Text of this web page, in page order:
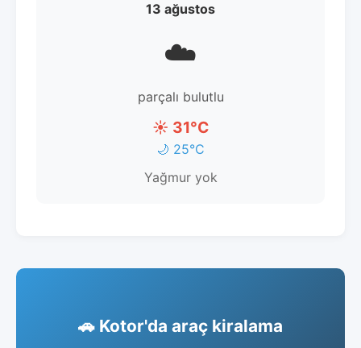
13 ağustos
☁️
parçalı bulutlu
☀️ 31°C
🌙 25°C
Yağmur yok
🚗 Kotor'da araç kiralama